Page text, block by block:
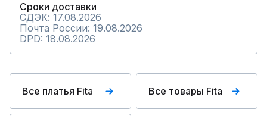
Сроки доставки
СДЭК: 17.08.2026
Почта России: 19.08.2026
DPD: 18.08.2026
Все платья Fita Все товары Fita